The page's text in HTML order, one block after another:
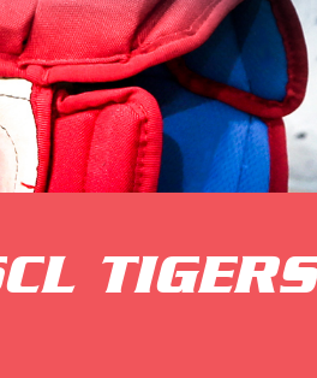
TIGERS